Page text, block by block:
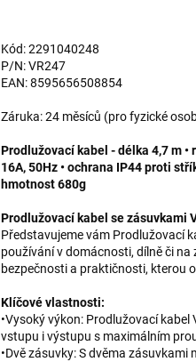
Kód: 2291040248
P/N: VR247
EAN: 8595656508854
Záruka: 24 měsíců (pro fyzické
Prodlužovací kabel - délka 4,7 m •
16A, 50Hz • ochrana IP44 proti
hmotnost 680g
Prodlužovací kabel se zásuvkami
Představujeme vám Prodlužovací
používání v domácnosti, dílně či
bezpečnosti a praktičnosti, kterou
Klíčové vlastnosti:
•Vysoký výkon: Prodlužovací
vstupu i výstupu s maximálním
•Dvě zásuvky: S dvěma